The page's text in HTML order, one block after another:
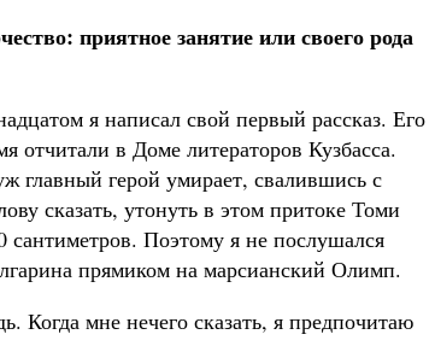
приятное занятие или своего рода
я написал свой первый рассказ. Его
отчитали в Доме литераторов Кузбасса.
герой умирает, свалившись с
сказать, утонуть в этом притоке Томи
Поэтому я не послушался
прямиком на марсианский Олимп.
Когда мне нечего сказать, я предпочитаю